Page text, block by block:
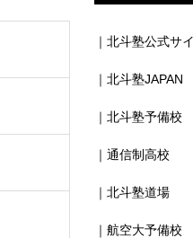
｜北斗塾公式サ
｜北斗塾JAPAN
｜北斗塾予備校
｜通信制高校
｜北斗塾道場
｜航空大予備校